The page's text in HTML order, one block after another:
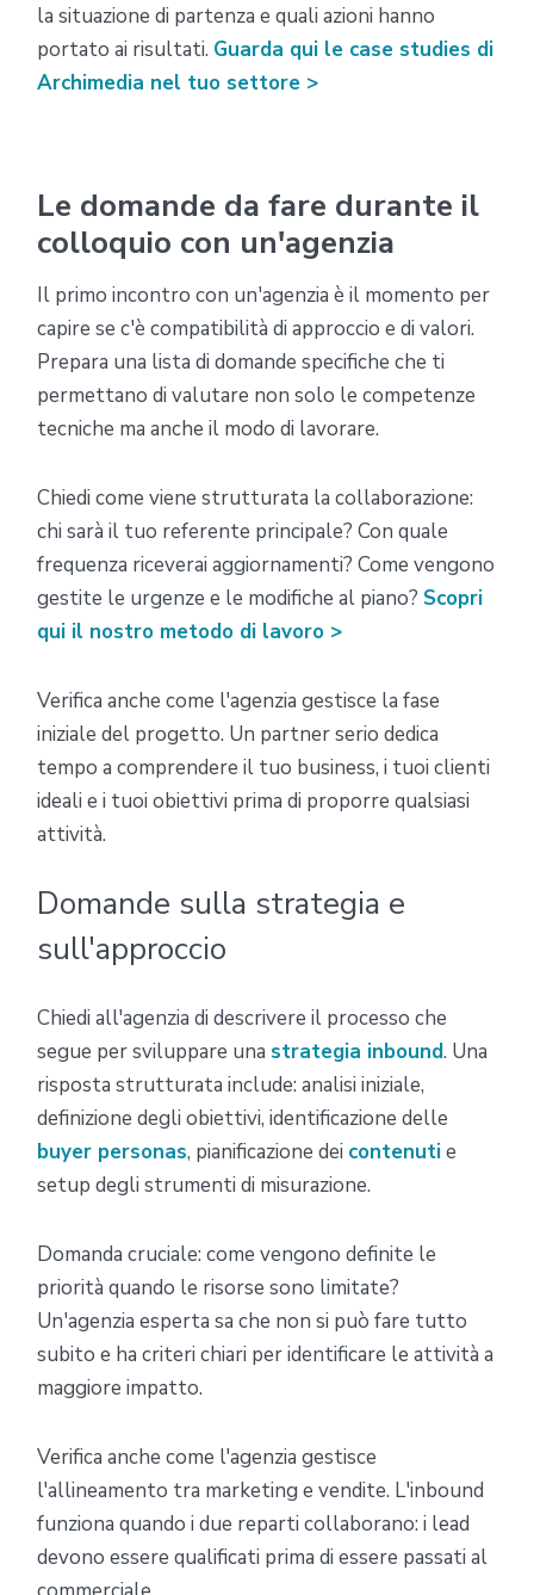
la situazione di partenza e quali azioni hanno
portato ai risultati. Guarda qui le case studies di
Archimedia nel tuo settore >
Le domande da fare durante il
colloquio con un'agenzia
Il primo incontro con un'agenzia è il momento per
capire se c'è compatibilità di approccio e di valori.
Prepara una lista di domande specifiche che ti
permettano di valutare non solo le competenze
tecniche ma anche il modo di lavorare.
Chiedi come viene strutturata la collaborazione:
chi sarà il tuo referente principale? Con quale
frequenza riceverai aggiornamenti? Come vengono
gestite le urgenze e le modifiche al piano? Scopri
qui il nostro metodo di lavoro >
Verifica anche come l'agenzia gestisce la fase
iniziale del progetto. Un partner serio dedica
tempo a comprendere il tuo business, i tuoi clienti
ideali e i tuoi obiettivi prima di proporre qualsiasi
attività.
Domande sulla strategia e
sull'approccio
Chiedi all'agenzia di descrivere il processo che
segue per sviluppare una strategia inbound. Una
risposta strutturata include: analisi iniziale,
definizione degli obiettivi, identificazione delle
buyer personas, pianificazione dei contenutie
setup degli strumenti di misurazione.
Domanda cruciale: come vengono definite le
priorità quando le risorse sono limitate?
Un'agenzia esperta sa che non si può fare tutto
subito e ha criteri chiari per identificare le attività a
maggiore impatto.
Verifica anche come l'agenzia gestisce
l'allineamento tra marketing e vendite. L'inbound
funziona quando i due reparti collaborano: i lead
devono essere qualificati prima di essere passati al